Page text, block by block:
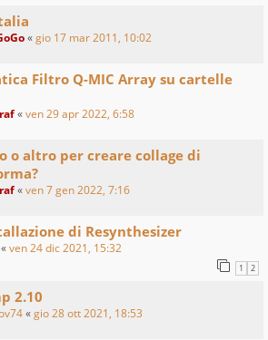
«gio 17 mar 2011, 10:02
Filtro Q-MIC Array su cartelle
«ven 29 apr 2022, 6:58
o altro per creare collage di
«ven 7 gen 2022, 7:16
di Resynthesizer
«ven 24 dic 2021, 15:32
1 2
2.10
«gio 28 ott 2021, 18:53